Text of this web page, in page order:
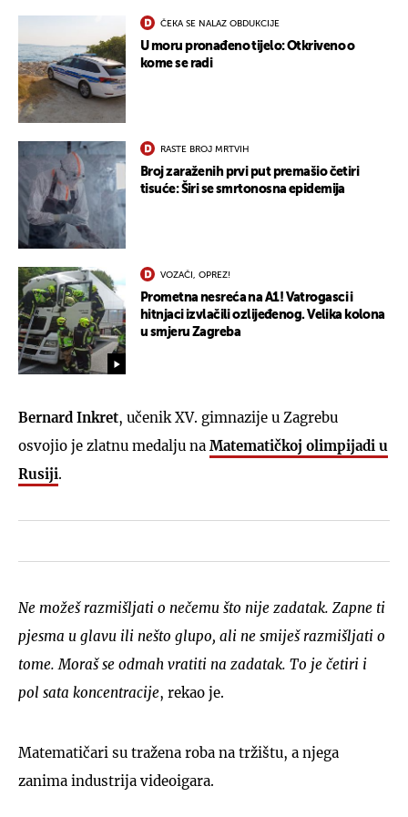
ČEKA SE NALAZ OBDUKCIJE
U moru pronađeno tijelo: Otkriveno o
kome se radi
RASTE BROJ MRTVIH
Broj zaraženih prvi put premašio četiri
tisuće: Širi se smrtonosna epidemija
VOZAČI, OPREZ!
Prometna nesreća na A1! Vatrogasci i
hitnjaci izvlačili ozlijeđenog. Velika kolona
u smjeru Zagreba
Bernard Inkret, učenik XV. gimnazije u Zagrebu
osvojio je zlatnu medalju na Matematičkoj olimpijadi u
Rusiji.
Ne možeš razmišljati o nečemu što nije zadatak. Zapne ti
pjesma u glavu ili nešto glupo, ali ne smiješ razmišljati o
tome. Moraš se odmah vratiti na zadatak. To je četiri i
pol sata koncentracije, rekao je.
Matematičari su tražena roba na tržištu, a njega
zanima industrija videoigara.